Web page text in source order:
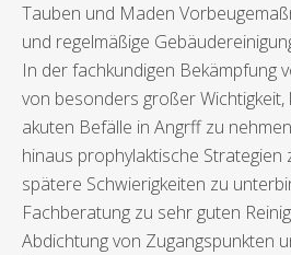
Tauben und Maden
und regelmäßige
In der fachkundigen Bekämpfung
von besonders großer Wichtigkeit,
akuten Befälle in Angrff zu
hinaus prophylaktische Strategien
spätere Schwierigkeiten zu
Fachberatung zu sehr guten
Abdichtung von Zugangspunkten